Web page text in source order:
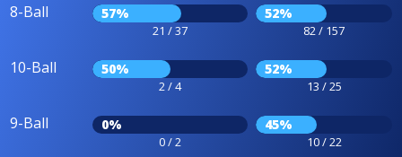
8-Ball 57%
21 / 37
52%
82 / 157
10-Ball 50%
2 / 4
52%
13 / 25
9-Ball 0%
0 / 2
45%
10 / 22